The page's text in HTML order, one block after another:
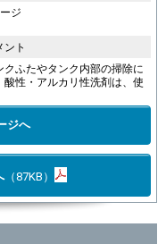
ジ
ント
クふたやタンク内部の掃除に
酸性・アルカリ性洗剤は、使
ジへ
（87KB）